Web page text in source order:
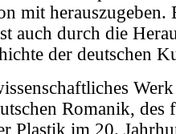
mit herauszugeben.
auch durch die
der deutschen
Romanik, des
Plastik im 20.